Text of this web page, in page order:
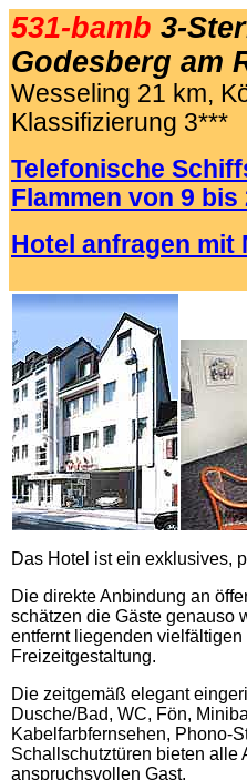
531-bamb 3-
Godesberg am
Wesseling 21 km,
Klassifizierung 3***
Telefonische
Flammen von 9 bis
Hotel anfragen mit
Das Hotel ist ein exklusives,
Die direkte Anbindung an
schätzen die Gäste genauso
entfernt liegenden
Freizeitgestaltung.
Die zeitgemäß elegant
Dusche/Bad, WC, Fön,
Kabelfarbfernsehen, Phono-
Schallschutztüren bieten alle
anspruchsvollen Gast.